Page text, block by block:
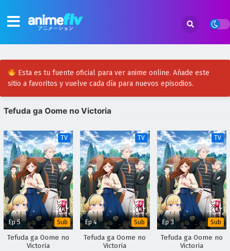
Esta es tu fuente oficial para ver anime online. Añade este
sitio a favoritos y vuelve cada día para nuevos episodios.
Tefuda ga Oome no Victoria
TV
Ep 5 Sub
Tefuda ga Oome no
Victoria
TV
Ep 4 Sub
Tefuda ga Oome no
Victoria
TV
Ep 3 Sub
Tefuda ga Oome no
Victoria